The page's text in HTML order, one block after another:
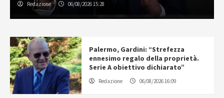
Redazione 06/08/2026 15:28
Palermo, Gardini: “Strefezza
ennesimo regalo della proprietà.
Serie A obiettivo dichiarato”
Redazione 06/08/2026 16:09